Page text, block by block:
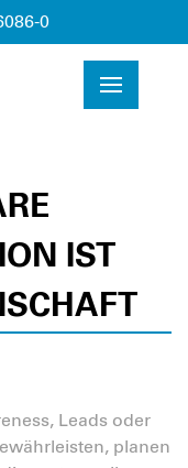
0
IST
Leads oder
planen